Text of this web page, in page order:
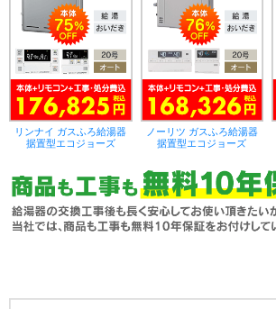
リンナイ ガスふろ給湯器
据置型エコジョーズ
ノーリツ ガスふろ給湯器
据置型エコジョーズ